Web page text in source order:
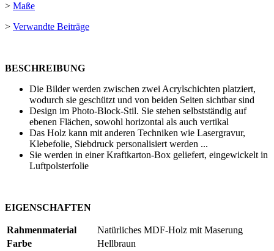
> Maße
> Verwandte Beiträge
BESCHREIBUNG
Die Bilder werden zwischen zwei Acrylschichten platziert,
wodurch sie geschützt und von beiden Seiten sichtbar sind
Design im Photo-Block-Stil. Sie stehen selbstständig auf
ebenen Flächen, sowohl horizontal als auch vertikal
Das Holz kann mit anderen Techniken wie Lasergravur,
Klebefolie, Siebdruck personalisiert werden ...
Sie werden in einer Kraftkarton-Box geliefert, eingewickelt in
Luftpolsterfolie
EIGENSCHAFTEN
Rahmenmaterial
Natürliches MDF-Holz mit Maserung
Farbe
Hellbraun